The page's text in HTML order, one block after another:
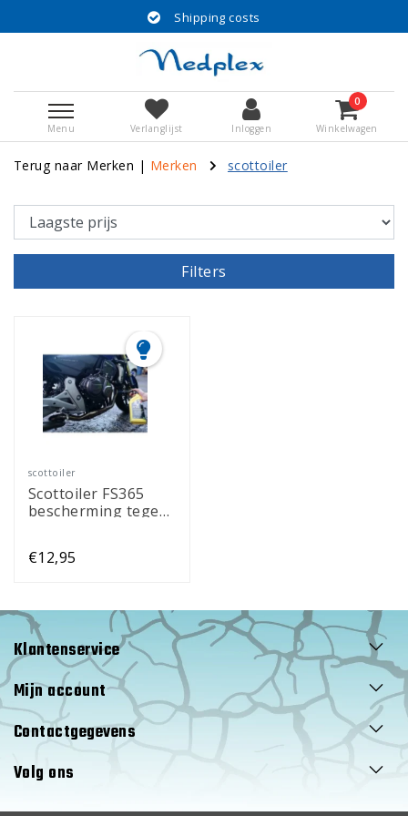
Shipping costs
Menu Verlanglijst Inloggen
0
Winkelwagen
Terug naar Merken | Merken scottoiler
Filters
scottoiler
Scottoiler FS365
bescherming tegen
€12,95
Klantenservice
Mijn account
Contactgegevens
Volg ons